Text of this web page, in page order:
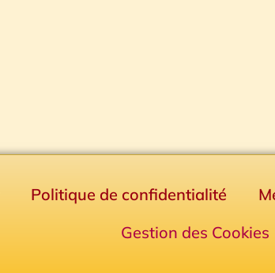
Politique de confidentialité
Gestion des Cookies